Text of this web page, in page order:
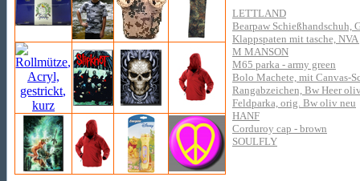
LETTLAND
Bearpaw Schießhandschuh,
Klappspaten mit tasche,
M MANSON
M65 parka - army green
Bolo Machete, mit Canvas-
Rangabzeichen, Bw Heer
Feldparka, orig. Bw oliv neu
HANF
Corduroy cap - brown
SOULFLY